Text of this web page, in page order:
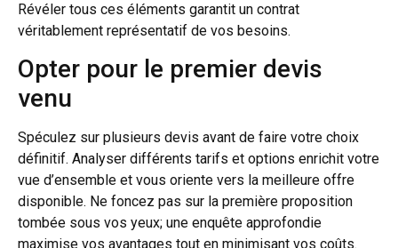
Révéler tous ces éléments garantit un contrat
véritablement représentatif de vos besoins.
Opter pour le premier devis
venu
Spéculez sur plusieurs devis avant de faire votre choix
définitif. Analyser différents tarifs et options enrichit votre
vue d’ensemble et vous oriente vers la meilleure offre
disponible. Ne foncez pas sur la première proposition
tombée sous vos yeux; une enquête approfondie
maximise vos avantages tout en minimisant vos coûts.